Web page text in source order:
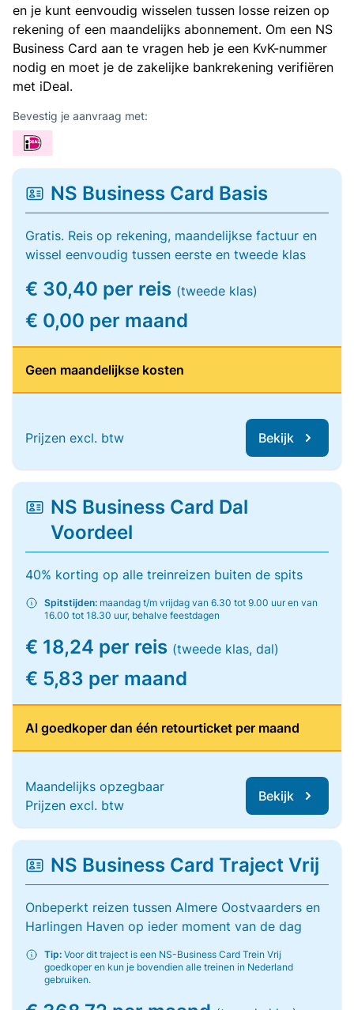
en je kunt eenvoudig wisselen tussen losse reizen op
rekening of een maandelijks abonnement. Om een NS
Business Card aan te vragen heb je een KvK-nummer
nodig en moet je de zakelijke bankrekening verifiëren
met iDeal.
Bevestig je aanvraag met:
NS Business Card Basis
Gratis. Reis op rekening, maandelijkse factuur en
wissel eenvoudig tussen eerste en tweede klas
€ 30,40 per reis (tweede klas)
€ 0,00 per maand
Geen maandelijkse kosten
Prijzen excl. btw Bekijk
NS Business Card Dal
Voordeel
40% korting op alle treinreizen buiten de spits
Spitstijden: maandag t/m vrijdag van 6.30 tot 9.00 uur en van
16.00 tot 18.30 uur, behalve feestdagen
€ 18,24 per reis (tweede klas, dal)
€ 5,83 per maand
Al goedkoper dan één retourticket per maand
Maandelijks opzegbaar
Prijzen excl. btw
Bekijk
NS Business Card Traject Vrij
Onbeperkt reizen tussen Almere Oostvaarders en
Harlingen Haven op ieder moment van de dag
Tip: Voor dit traject is een NS-Business Card Trein Vrij
goedkoper en kun je bovendien alle treinen in Nederland
gebruiken.